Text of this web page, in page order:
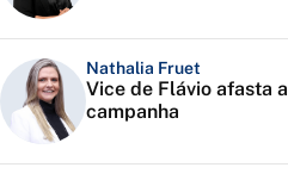
Nathalia Fruet
Vice de Flávio afasta
campanha